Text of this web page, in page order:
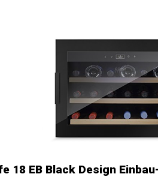
18 EB Black Design